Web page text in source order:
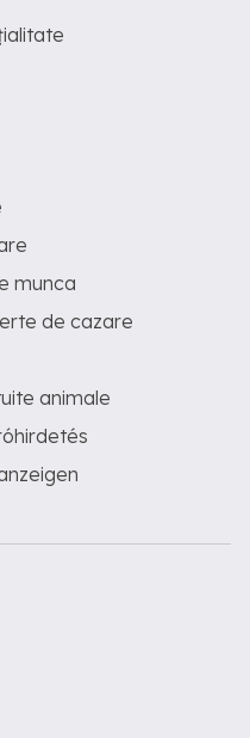
munca
de cazare
animale